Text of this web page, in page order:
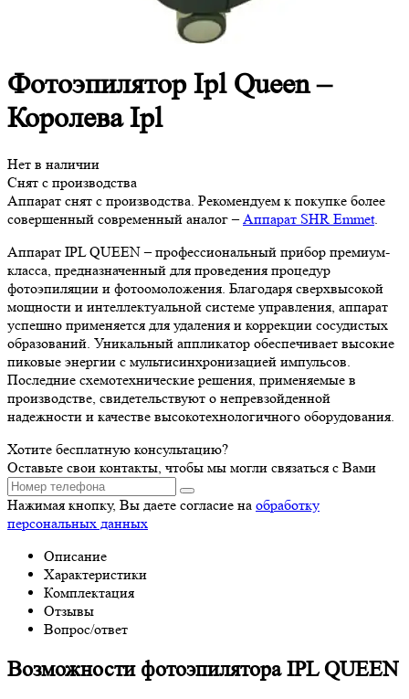
Фотоэпилятор Ipl Queen –
Королева Ipl
Нет в наличии
Снят с производства
Аппарат снят с производства. Рекомендуем к покупке более
совершенный современный аналог –Аппарат SHR Emmet.
Аппарат IPL QUEEN – профессиональный прибор премиум-
класса, предназначенный для проведения процедур
фотоэпиляции и фотоомоложения. Благодаря сверхвысокой
мощности и интеллектуальной системе управления, аппарат
успешно применяется для удаления и коррекции сосудистых
образований. Уникальный аппликатор обеспечивает высокие
пиковые энергии с мультисинхронизацией импульсов.
Последние схемотехнические решения, применяемые в
производстве, свидетельствуют о непревзойденной
надежности и качестве высокотехнологичного оборудования.
Хотите бесплатную консультацию?
Оставьте свои контакты, чтобы мы могли связаться с Вами
Нажимая кнопку, Вы даете согласие на обработку
персональных данных
Описание
Характеристики
Комплектация
Отзывы
Вопрос/ответ
Возможности фотоэпилятора IPL QUEEN